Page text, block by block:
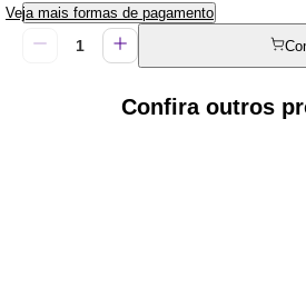
Veja mais formas de pagamento
Confira outros